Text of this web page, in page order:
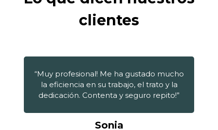
clientes
“Muy profesional! Me ha gustado mucho
la eficiencia en su trabajo, el trato y la
dedicación. Contenta y seguro repito!”
Sonia